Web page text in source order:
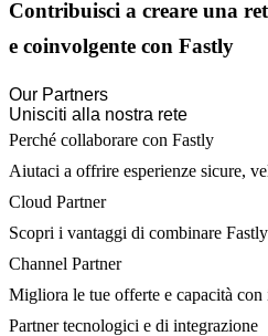
Contribuisci a creare una
e coinvolgente con Fastly
Our Partners
Unisciti alla nostra rete
Perché collaborare con Fastly
Aiutaci a offrire esperienze sicure,
Cloud Partner
Scopri i vantaggi di combinare
Channel Partner
Migliora le tue offerte e capacità
Partner tecnologici e di integrazione